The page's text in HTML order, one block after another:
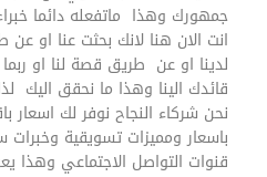
جمهورك وهذا ماتفعله دائما
انت الان هنا لانك بحثت عنا او
لدينا او عن طريق قصة لنا او
قائدك الينا وهذا ما نحقق
نحن شركاء النجاح نوفر لك اسعار
باسعار ومميزات تسويقية
قنوات التواصل الاجتماعي وهذا